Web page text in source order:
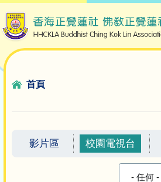
移至主內容
導首頁
影片區 校園電視台